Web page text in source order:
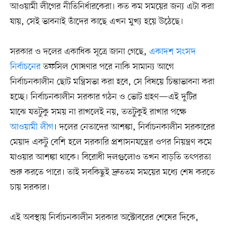
আওয়ামী লীগের নীতিনির্ধারকেরা। কত কম সময়ের জন্য এটা করা
যায়, সেই ভাবনাই তাঁদের কাছে এখন মুখ্য হয়ে উঠেছে।
সরকার ও দলের একাধিক সূত্রে জানা গেছে, একাদশ সংসদ
নির্বাচনেরতফসিল ঘোষণার পরে নাকি সামান্য আগে
নির্বাচনকালীন ছোট মন্ত্রিসভা করা হবে, সে বিষয়ে চিন্তাভাবনা করা
হচ্ছে। নির্বাচনকালীন সরকার গঠন ও ভোট গ্রহণ—এই দুটির
মাঝে যতটুকু সময় না রাখলেই নয়, ততটুকুই রাখার পক্ষে
আওয়ামী লীগ। দলের নেতাদের আশঙ্কা, নির্বাচনকালীন সরকারের
মেয়াদ একটু বেশি হলে সরকারি প্রশাসনযন্ত্রের ওপর নিয়ন্ত্রণ কমে
যাওয়ার আশঙ্কা থাকে। বিরোধী দলগুলোও তখন বাড়তি তৎপরতা
শুরু করতে পারে। তাই সবকিছুই দ্রুততম সময়ের মধ্যে শেষ করতে
চায় সরকার।
এই অবস্থায় নির্বাচনকালীন সরকার অক্টোবরের শেষের দিকে,